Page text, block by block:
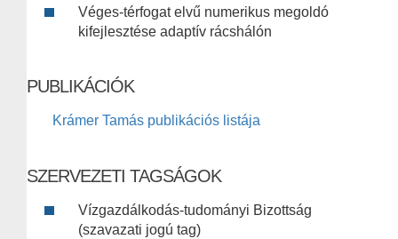
Véges-térfogat elvű numerikus megoldó
kifejlesztése adaptív rácshálón
PUBLIKÁCIÓK
Krámer Tamás publikációs listája
SZERVEZETI TAGSÁGOK
Vízgazdálkodás-tudományi Bizottság
(szavazati jogú tag)